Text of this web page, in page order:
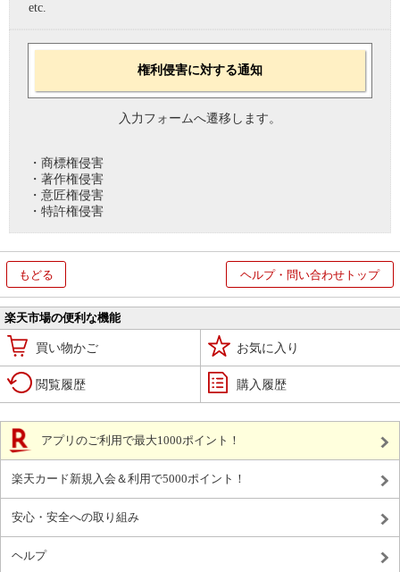
etc.
権利侵害に対する通知
入力フォームへ遷移します。
・商標権侵害
・著作権侵害
・意匠権侵害
・特許権侵害
もどる ヘルプ・問い合わせトップ
楽天市場の便利な機能
買い物かご お気に入り
閲覧履歴 購入履歴
アプリのご利用で最大1000ポイント！
楽天カード新規入会＆利用で5000ポイント！
安心・安全への取り組み
ヘルプ